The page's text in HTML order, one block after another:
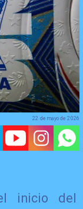
22 de mayo de 2026
inicio del